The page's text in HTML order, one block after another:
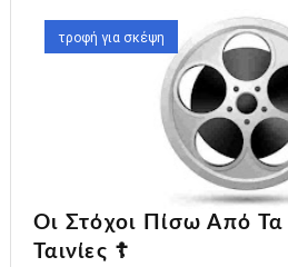
τροφή για σκέψη
Οι Στόχοι Πίσω Από
Ταινίες ☦